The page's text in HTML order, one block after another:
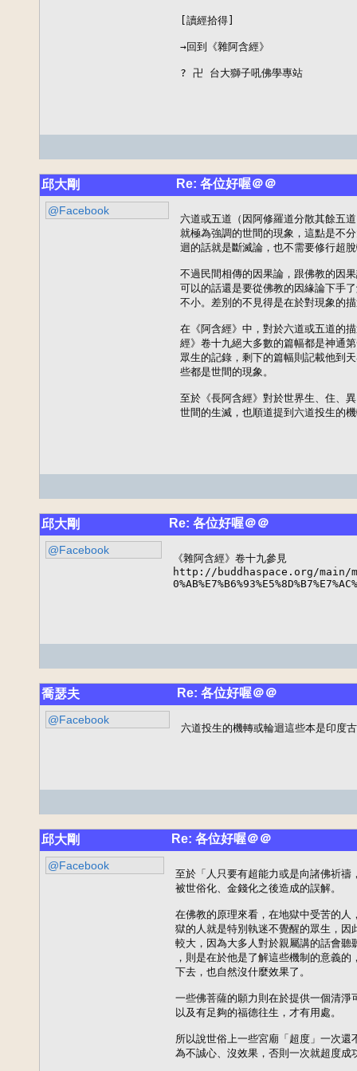
[讀經拾得]
→回到《雜阿含經》
? 卍 台大獅子吼佛學專站
邱大剛 Re: 各位好喔＠＠
@Facebook
六道或五道（因阿修羅道分散其餘五
就極為強調的世間的現象，這點是不
迴的話就是斷滅論，也不需要修行超
不過民間相傳的因果論，跟佛教的因
可以的話還是要從佛教的因緣論下手
不小。差別的不見得是在於對現象的
在《阿含經》中，對於六道或五道的
經》卷十九絕大多數的篇幅都是神通
眾生的記錄，剩下的篇幅則記載他到
些都是世間的現象。
至於《長阿含經》對於世界生、住、
世間的生滅，也順道提到六道投生的
邱大剛 Re: 各位好喔＠＠
@Facebook
《雜阿含經》卷十九參見
http://buddhaspace.org/main/
喬瑟夫 Re: 各位好喔＠＠
@Facebook
六道投生的機轉或輪迴這些本是印度
邱大剛 Re: 各位好喔＠＠
@Facebook
至於「人只要有超能力或是向諸佛祈
被世俗化、金錢化之後造成的誤解。
在佛教的原理來看，在地獄中受苦的
獄的人就是特別執迷不覺醒的眾生，
較大，因為大多人對於親屬講的話會
，則是在於他是了解這些機制的意義
下去，也自然沒什麼效果了。
一些佛菩薩的願力則在於提供一個清
以及有足夠的福德往生，才有用處。
所以說世俗上一些宮廟「超度」一次
為不誠心、沒效果，否則一次就超度